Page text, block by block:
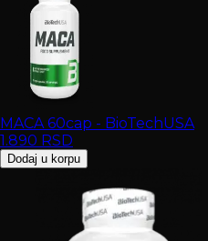
MACA 60cap - BioTechUSA
1.890 RSD
Dodaj u korpu